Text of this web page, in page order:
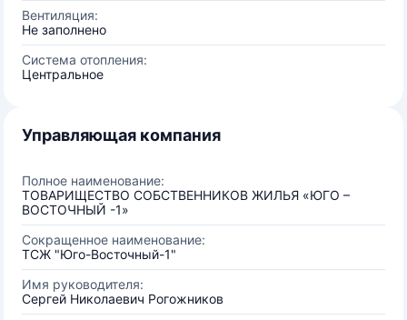
Вентиляция:
Не заполнено
Система отопления:
Центральное
Управляющая компания
Полное наименование:
ТОВАРИЩЕСТВО СОБСТВЕННИКОВ ЖИЛЬЯ «ЮГО –
ВОСТОЧНЫЙ -1»
Сокращенное наименование:
ТСЖ "Юго-Восточный-1"
Имя руководителя:
Сергей Николаевич Рогожников